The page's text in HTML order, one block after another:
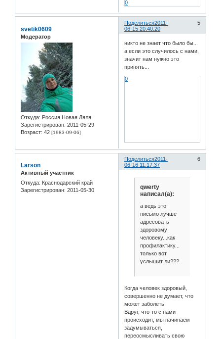
0
Поделиться 5
2011-
06-15 20:40:20
svetik0609
Модератор
Откуда: Россия Новая Ляля
Зарегистрирован: 2011-05-29
Возраст: 42 [1983-09-06]
никто не знает что было бы...
а если это случилось с нами,
значит нам нужно это
принять...
0
Поделиться 6
2011-
06-16 11:17:37
Larson
Активный участник
Откуда: Краснодарский край
Зарегистрирован: 2011-05-30
qwerty
написал(а):
а ведь это
письмо лучше
адресовать
здоровому
человеку...как
профилактику...
только вот
услышит ли???..
Когда человек здоровый,
совершенно не думает, что
может заболеть.
Вдруг, что-то с нами
происходит, мы начинаем
задумываться,
переосмысливать свою